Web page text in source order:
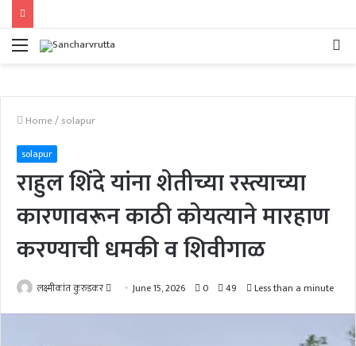
Menu
Home/solapur
solapur
राहुल शिंदे यांना शेतीच्या रस्त्याच्या
कारणावरून काठी कोयत्याने मारहाण
करण्याची धमकी व शिवीगाळ
लक्ष्मीकांत कुरुडकर
Send June 15, 2026 0 49 Less than a minute